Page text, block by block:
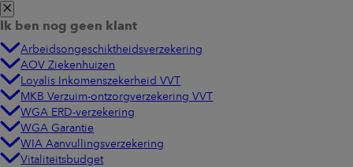
Ik ben nog geen klant
Arbeidsongeschiktheidsverzekering
AOV Ziekenhuizen
Loyalis Inkomenszekerheid VVT
MKB Verzuim-ontzorgverzekering VVT
WGA ERD-verzekering
WGA Garantie
WIA Aanvullingsverzekering
Vitaliteitsbudget